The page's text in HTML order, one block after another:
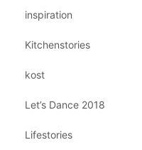
inspiration
Kitchenstories
kost
Let’s Dance 2018
Lifestories